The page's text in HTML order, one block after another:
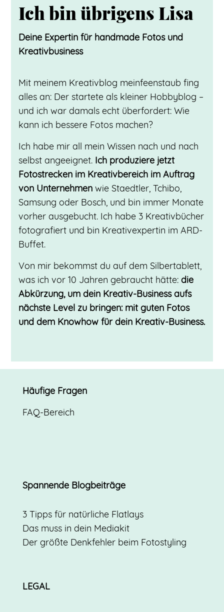
Ich bin übrigens Lisa
Deine Expertin für handmade Fotos und
Kreativbusiness
Mit meinem Kreativblog meinfeenstaub fing
alles an: Der startete als kleiner Hobbyblog –
und ich war damals echt überfordert: Wie
kann ich bessere Fotos machen?
Ich habe mir all mein Wissen nach und nach
selbst angeeignet.Ich produziere jetzt
Fotostrecken im Kreativbereich im Auftrag
von Unternehmenwie Staedtler, Tchibo,
Samsung oder Bosch, und bin immer Monate
vorher ausgebucht. Ich habe 3 Kreativbücher
fotografiert und bin Kreativexpertin im ARD-
Buffet.
Von mir bekommst du auf dem Silbertablett,
was ich vor 10 Jahren gebraucht hätte: die
Abkürzung, um dein Kreativ-Business aufs
nächste Level zu bringen: mit guten Fotos
und dem Knowhow für dein Kreativ-Business.
Häufige Fragen
FAQ-Bereich
Spannende Blogbeiträge
3 Tipps für natürliche Flatlays
Das muss in dein Mediakit
Der größte Denkfehler beim Fotostyling
LEGAL